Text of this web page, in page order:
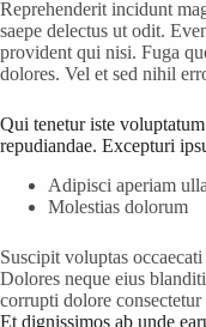
Reprehenderit incidunt
saepe delectus ut odit.
provident qui nisi. Fuga
dolores. Vel et sed nihil
Qui tenetur iste
repudiandae. Excepturi
Adipisci aperiam
Molestias dolorum
Suscipit voluptas
Dolores neque eius
corrupti dolore
Et dignissimos ab unde